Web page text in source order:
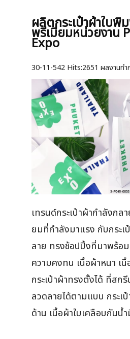
ผลิตกระเป๋าผ้าใบพิ
พรีเมียมหน่วยงาน
Expo
30-11-542 Hits:2651 ผลงานทำ
เทรนด์กระเป๋าผ้ากำลังกล
ยมที่กำลังมาแรง กับกระ
ลาย ทรงช้อปปิ้งที่มาพร้อ
ความคงทน เนื้อผ้าหนา เ
กระเป๋าผ้าทรงตั้งได้ ที่สก
ลวดลายได้ตามแบบ กระเ
ด้าน เนื้อผ้าใบเคลือบกันน้